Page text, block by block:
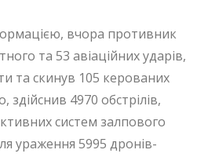
вчора противник
та 53 авіаційних ударів,
та скинув 105 керованих
здійснив 4970 обстрілів,
систем залпового
ураження 5995 дронів-